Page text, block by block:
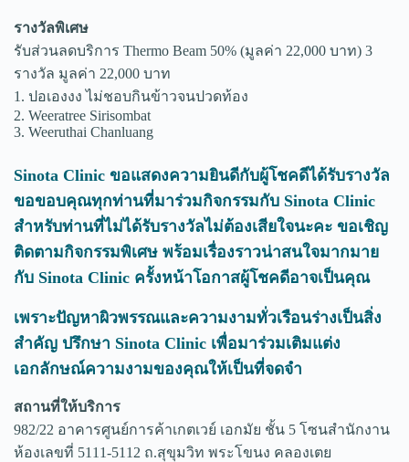
รางวัลพิเศษ
รับส่วนลดบริการ Thermo Beam 50% (มูลค่า 22,000 บาท) 3
รางวัล มูลค่า 22,000 บาท
1. ปอเองงง ไม่ชอบกินข้าวจนปวดท้อง
2. Weeratree Sirisombat
3. Weeruthai Chanluang
Sinota Clinic ขอแสดงความยินดีกับผู้โชคดีได้รับรางวัล
ขอขอบคุณทุกท่านที่มาร่วมกิจกรรมกับ Sinota Clinic
สำหรับท่านที่ไม่ได้รับรางวัลไม่ต้องเสียใจนะคะ ขอเชิญ
ติดตามกิจกรรมพิเศษ พร้อมเรื่องราวน่าสนใจมากมาย
กับ Sinota Clinic ครั้งหน้าโอกาสผู้โชคดีอาจเป็นคุณ
เพราะปัญหาผิวพรรณและความงามทั่วเรือนร่างเป็นสิ่ง
สำคัญ ปรึกษา Sinota Clinic เพื่อมาร่วมเติมแต่ง
เอกลักษณ์ความงามของคุณให้เป็นที่จดจำ
สถานที่ให้บริการ
982/22 อาคารศูนย์การค้าเกตเวย์ เอกมัย ชั้น 5 โซนสำนักงาน
ห้องเลขที่ 5111-5112 ถ.สุขุมวิท พระโขนง คลองเตย